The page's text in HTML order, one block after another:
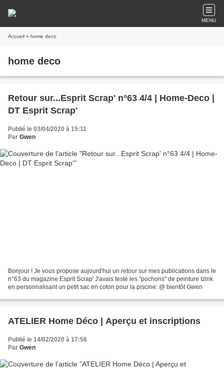
MENU
Accueil » home deco
home deco
Retour sur...Esprit Scrap' n°63 4/4 | Home-Deco |
DT Esprit Scrap'
Publié le 03/04/2020 à 15:11
Par Gwen
Bonjour ! Je vous propose aujourd'hui un retour sur mes publications dans le
n°63 du magazine Esprit Scrap' J'avais testé les "pochons" de peinture Izink
en personnalisant un petit sac en coton pour la piscine: @ bientôt Gwen
ATELIER Home Déco | Aperçu et inscriptions
Publié le 14/02/2020 à 17:56
Par Gwen